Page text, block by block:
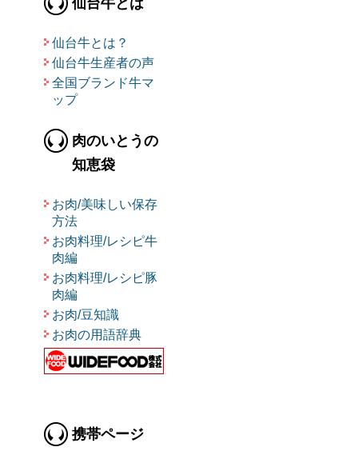
仙台牛とは？
仙台牛生産者の声
全国ブランド牛マ
ップ
肉のいとうの
知恵袋
お肉/美味しい保存
方法
お肉料理/レシピ牛
肉編
お肉料理/レシピ豚
肉編
お肉/豆知識
お肉の用語辞典
携帯ページ